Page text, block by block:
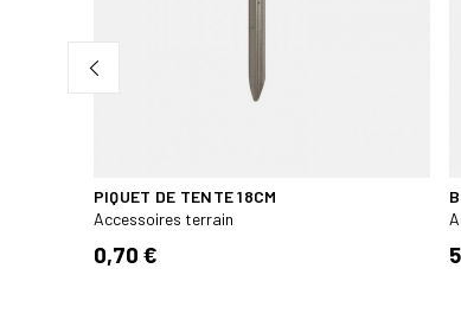
PIQUET DE TENTE 18CM
Accessoires terrain
0,70 €